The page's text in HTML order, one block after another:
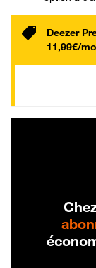
Deezer
11,99€/